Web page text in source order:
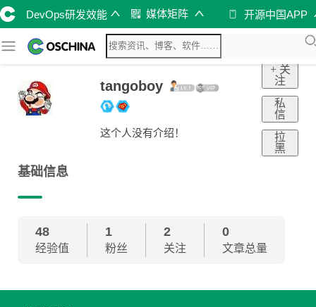
DevOps研发效能 媒体矩阵 开源中国APP
tangoboy
这个人没有介绍！
+ 关
注
私
信
拉
黑
基础信息
48
经验值
1
粉丝
2
关注
0
文章总量